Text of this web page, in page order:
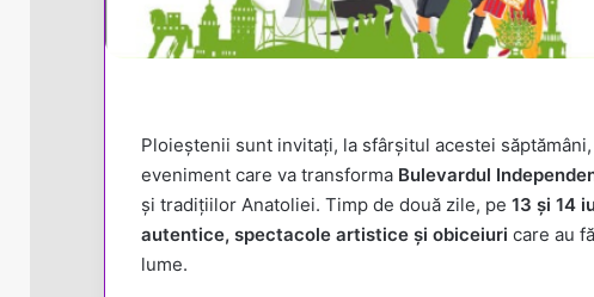
Ploieștenii sunt invitați, la sfârșitul acestei
eveniment care va transforma Bulevardul
și tradițiilor Anatoliei. Timp de două zile, pe 13 și 14
autentice, spectacole artistice și obiceiuri care au
lume.